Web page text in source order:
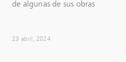
de algunas de sus obras
23 abril, 2024